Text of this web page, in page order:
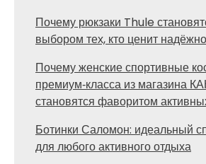
Почему рюкзаки Thule
выбором тех, кто ценит
Почему женские спортивные
премиум‑класса из магазина
становятся фаворитом
Ботинки Саломон: идеальный
для любого активного отдыха